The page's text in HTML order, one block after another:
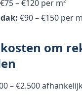
€75 – €120 per m²
€90 – €150 per
om
– €2.500